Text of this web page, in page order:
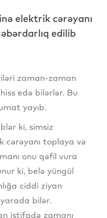
elektrik cərəyanı
edilib
zaman-zaman
edə bilərlər. Bu
yayıb.
ki, simsiz
cərəyanı toplaya və
onu qəfil vura
ki, belə yüngül
ciddi ziyan
bilər.
istifadə zamanı